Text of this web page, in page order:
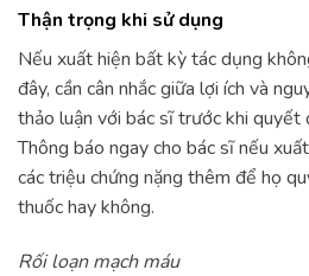
Thận trọng khi sử dụng
Nếu xuất hiện bất kỳ tác dụng
đây, cần cân nhắc giữa lợi ích và
thảo luận với bác sĩ trước khi quyết
Thông báo ngay cho bác sĩ nếu
các triệu chứng nặng thêm để họ
thuốc hay không.
Rối loạn mạch máu